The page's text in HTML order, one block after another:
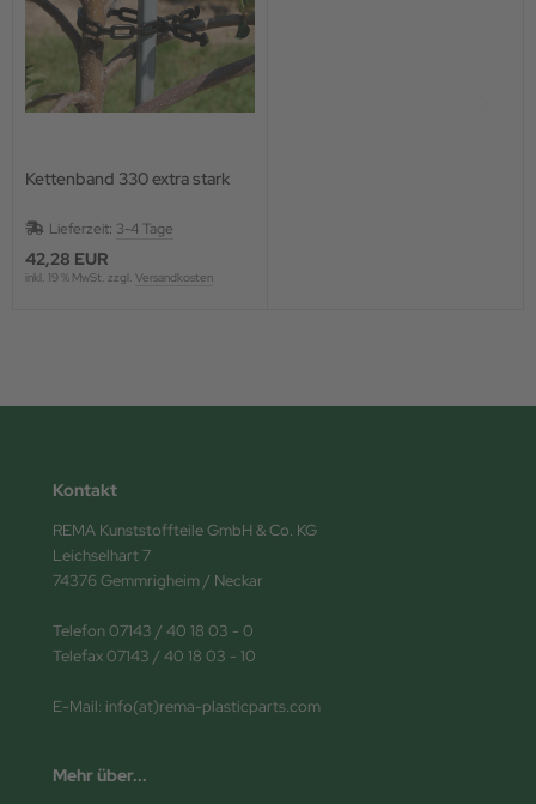
Kettenband 330 extra stark
Lieferzeit: 3-4 Tage
42,28 EUR
inkl. 19 % MwSt. zzgl. Versandkosten
Kontakt
REMA Kunststoffteile GmbH & Co. KG
Leichselhart 7
74376 Gemmrigheim / Neckar
Telefon 07143 / 40 18 03 - 0
Telefax 07143 / 40 18 03 - 10
E-Mail: info(at)rema-plasticparts.com
Mehr über...